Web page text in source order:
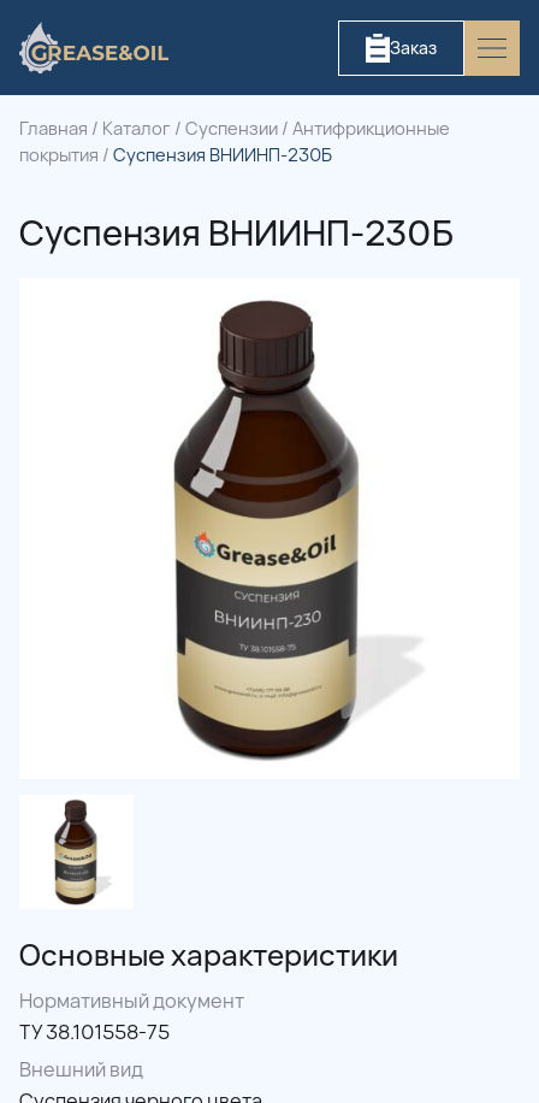
Заказ
Главная / Каталог / Суспензии / Антифрикционные
покрытия / Суспензия ВНИИНП-230Б
Суспензия ВНИИНП-230Б
Основные характеристики
Нормативный документ
ТУ 38.101558-75
Внешний вид